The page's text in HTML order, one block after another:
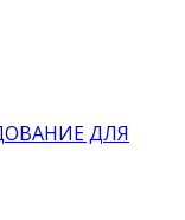
ДЛЯ